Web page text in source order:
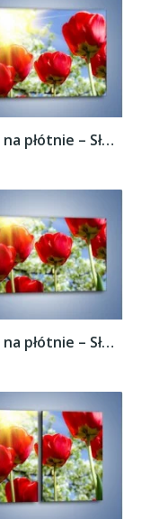
Obraz na płótnie – Słońce w kwiatowych...
Obraz na płótnie – Słońce w kwiatowych...